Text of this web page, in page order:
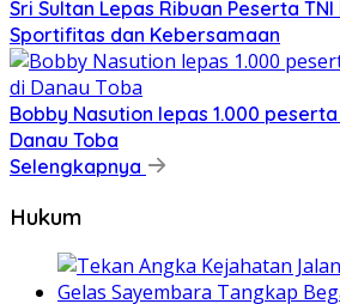
Sri Sultan Lepas Ribuan Peserta
Sportifitas dan Kebersamaan
Bobby Nasution lepas 1.000
Danau Toba
Selengkapnya
Hukum